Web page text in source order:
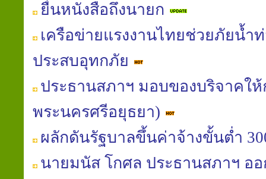
ยื่นหนังสือถึงนายก
เครือข่ายแรงงานไทยช่วยภัยน้ำ
ประสบอุทกภัย
ประธานสภาฯ มอบของบริจาคใ
พระนครศรีอยุธยา)
ผลักดันรัฐบาลขึ้นค่าจ้างขั้นต่ำ
นายมนัส โกศล ประธานสภาฯ อ